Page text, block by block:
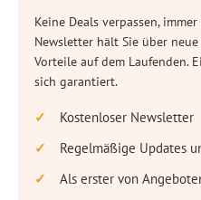
Keine Deals verpassen,
Newsletter hält Sie über
Vorteile auf dem Laufenden.
sich garantiert.
Kostenloser Newsletter
Regelmäßige Updates
Als erster von